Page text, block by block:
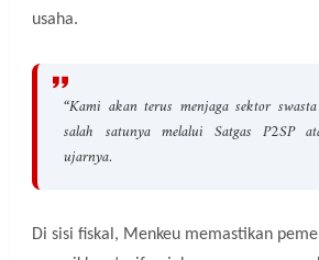
usaha.
“Kami akan terus menjaga sektor
salah satunya melalui Satgas P2SP
ujarnya.
Di sisi fiskal, Menkeu memastikan